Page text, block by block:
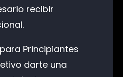
recibir
Principiantes
darte una